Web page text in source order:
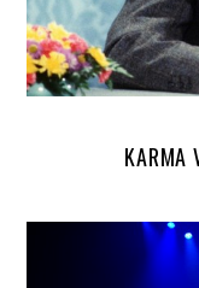
KARMA